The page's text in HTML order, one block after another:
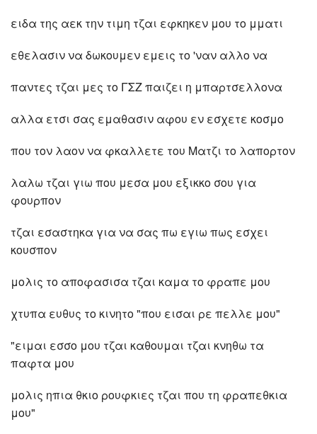
ειδα της αεκ την τιμη τζαι εφκηκεν μου το μματι
εθελασιν να δωκουμεν εμεις το 'ναν αλλο να
παντες τζαι μες το ΓΣΖ παιζει η μπαρτσελλονα
αλλα ετσι σας εμαθασιν αφου εν εσχετε κοσμο
που τον λαον να φκαλλετε του Ματζι το λαπορτον
λαλω τζαι γιω που μεσα μου εξικκο σου για
φουρπον
τζαι εσαστηκα για να σας πω εγιω πως εσχει
κουσπον
μολις το αποφασισα τζαι καμα το φραπε μου
χτυπα ευθυς το κινητο "που εισαι ρε πελλε μου"
"ειμαι εσσο μου τζαι καθουμαι τζαι κνηθω τα
παφτα μου
μολις ηπια θκιο ρουφκιες τζαι που τη φραπεθκια
μου"